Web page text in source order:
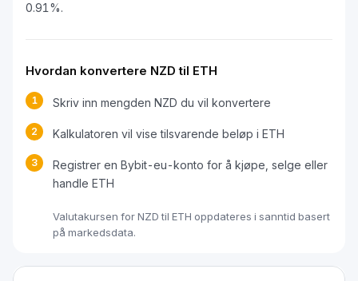
0.91%.
Hvordan konvertere NZD til ETH
1 Skriv inn mengden NZD du vil konvertere
2 Kalkulatoren vil vise tilsvarende beløp i ETH
3
Registrer en Bybit-eu-konto for å kjøpe, selge eller
handle ETH
Valutakursen for NZD til ETH oppdateres i sanntid basert
på markedsdata.